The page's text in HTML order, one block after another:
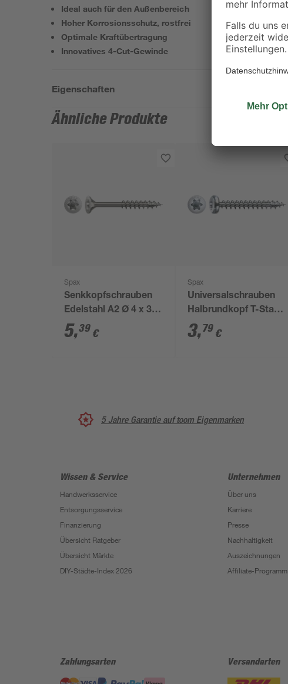
Ideal auch für den Außenbereich
Hoher Korrosionsschutz, rostfrei
Optimale Kraftübertragung
Innovatives 4-Cut-Gewinde
Eigenschaften
Ähnliche Produkte
Spax
Senkkopfschrauben
Edelstahl A2 Ø 4 x 35
mm 25 Stück
5,39 €
Spax
Universalschrauben
Halbrundkopf T-Star
plus T20 Stahl Ø 4,5 x
30 mm 16 Stück
3,79 €
5 Jahre Garantie auf toom Eigenmarken
Wissen & Service
Handwerksservice
Entsorgungsservice
Finanzierung
Übersicht Ratgeber
Übersicht Märkte
DIY-Städte-Index 2026
Unternehmen
Über uns
Karriere
Presse
Nachhaltigkeit
Auszeichnungen
Affiliate-Programm
Zahlungsarten Versandarten